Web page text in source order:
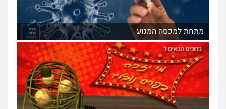
מתחת למכסה המנוע